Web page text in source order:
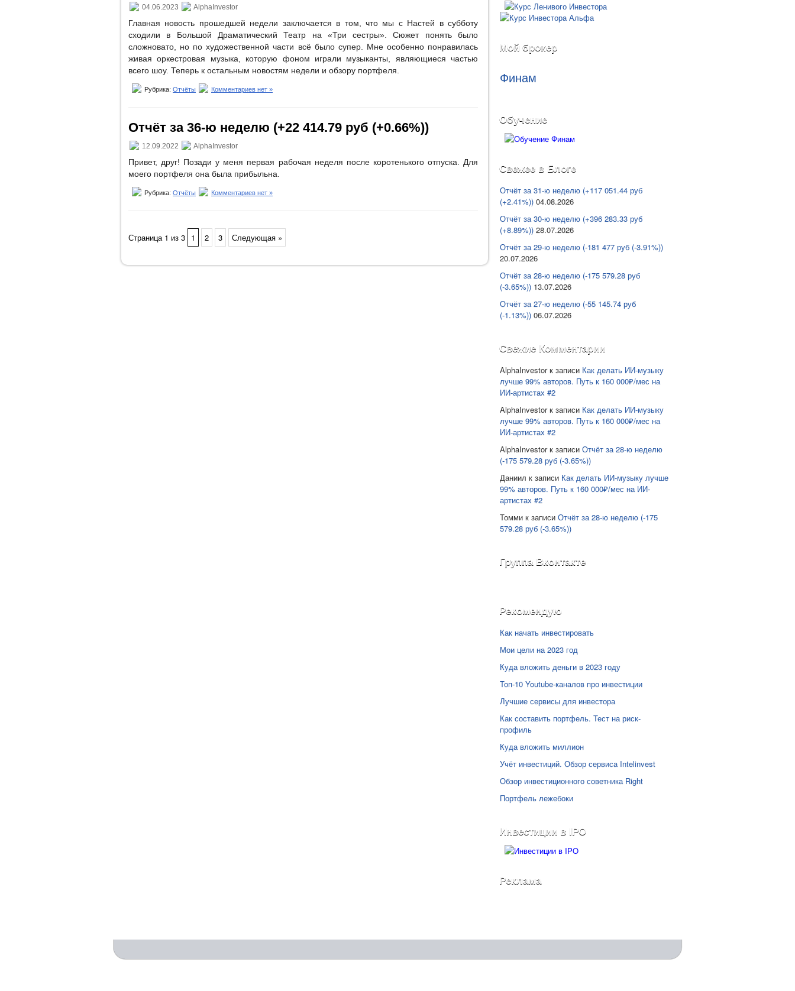
04.06.2023 AlphaInvestor
Главная новость прошедшей недели заключается в том, что мы с Настей в субботу
сходили в Большой Драматический Театр на «Три сестры». Сюжет понять было
сложновато, но по художественной части всё было супер. Мне особенно понравилась
живая оркестровая музыка, которую фоном играли музыканты, являющиеся частью
всего шоу. Теперь к остальным новостям недели и обзору портфеля.
Рубрика: Отчёты Комментариев нет »
Отчёт за 36-ю неделю (+22 414.79 руб (+0.66%))
12.09.2022 AlphaInvestor
Привет, друг! Позади у меня первая рабочая неделя после коротенького отпуска. Для
моего портфеля она была прибыльна.
Рубрика: Отчёты Комментариев нет »
Страница 1 из 3 1 2 3 Следующая »
Мой брокер
Финам
Обучение
Свежее в Блоге
Отчёт за 31-ю неделю (+117 051.44 руб
(+2.41%)) 04.08.2026
Отчёт за 30-ю неделю (+396 283.33 руб
(+8.89%)) 28.07.2026
Отчёт за 29-ю неделю (-181 477 руб (-3.91%))
20.07.2026
Отчёт за 28-ю неделю (-175 579.28 руб
(-3.65%)) 13.07.2026
Отчёт за 27-ю неделю (-55 145.74 руб
(-1.13%)) 06.07.2026
Свежие Комментарии
AlphaInvestorк записи Как делать ИИ-музыку
лучше 99% авторов. Путь к 160 000₽/мес на
ИИ-артистах #2
AlphaInvestorк записи Как делать ИИ-музыку
лучше 99% авторов. Путь к 160 000₽/мес на
ИИ-артистах #2
AlphaInvestorк записи Отчёт за 28-ю неделю
(-175 579.28 руб (-3.65%))
Даниил к записи Как делать ИИ-музыку лучше
99% авторов. Путь к 160 000₽/мес на ИИ-
артистах #2
Томми к записи Отчёт за 28-ю неделю (-175
579.28 руб (-3.65%))
Группа Вконтакте
Рекомендую
Как начать инвестировать
Мои цели на 2023 год
Куда вложить деньги в 2023 году
Топ-10 Youtube-каналов про инвестиции
Лучшие сервисы для инвестора
Как составить портфель. Тест на риск-
профиль
Куда вложить миллион
Учёт инвестиций. Обзор сервиса Intelinvest
Обзор инвестиционного советника Right
Портфель лежебоки
Инвестиции в IPO
Реклама